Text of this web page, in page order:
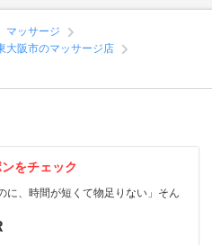
マッサージ
大阪市のマッサージ店
をチェック
に、時間が短くて物足りない」そん